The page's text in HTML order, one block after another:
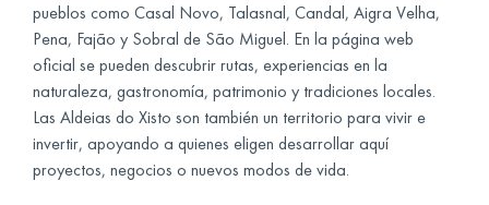
pueblos como Casal Novo, Talasnal, Candal, Aigra Velha,
Pena, Fajão y Sobral de São Miguel. En la página web
oficial se pueden descubrir rutas, experiencias en la
naturaleza, gastronomía, patrimonio y tradiciones locales.
Las Aldeias do Xisto son también un territorio para vivir e
invertir, apoyando a quienes eligen desarrollar aquí
proyectos, negocios o nuevos modos de vida.